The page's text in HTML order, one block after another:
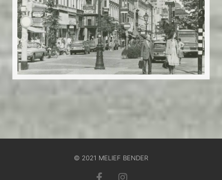
© 2021 MELIEF BENDER